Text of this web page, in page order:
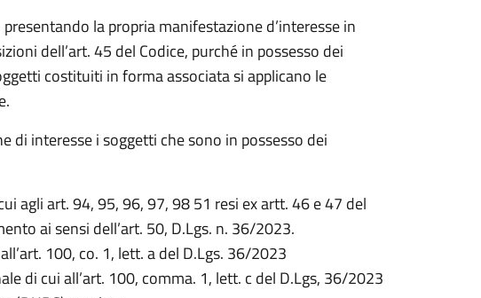
la propria manifestazione d’interesse in
dell’art. 45 del Codice, purché in possesso dei
costituiti in forma associata si applicano le
di interesse i soggetti che sono in possesso dei
agli art. 94, 95, 96, 97, 98 51 resi ex artt. 46 e 47 del
ai sensi dell’art. 50, D.Lgs. n. 36/2023.
100, co. 1, lett. a del D.Lgs. 36/2023
di cui all’art. 100, comma. 1, lett. c del D.Lgs, 36/2023